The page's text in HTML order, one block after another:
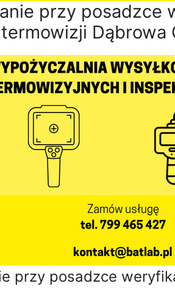
przy posadzce
termowizji Dąbrowa
przy posadzce